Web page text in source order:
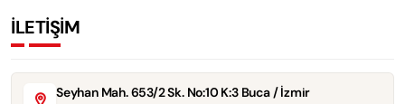
İLETİŞİM
Seyhan Mah. 653/2 Sk. No:10 K:3 Buca / İzmir